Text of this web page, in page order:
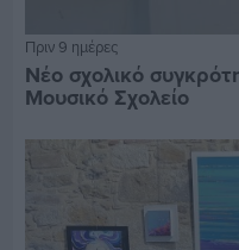
Πριν 9 ημέρες
Νέο σχολικό
Μουσικό Σχολείο